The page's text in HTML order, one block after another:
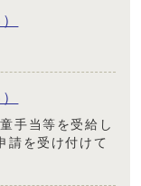
手当等を受給し
を受け付けて